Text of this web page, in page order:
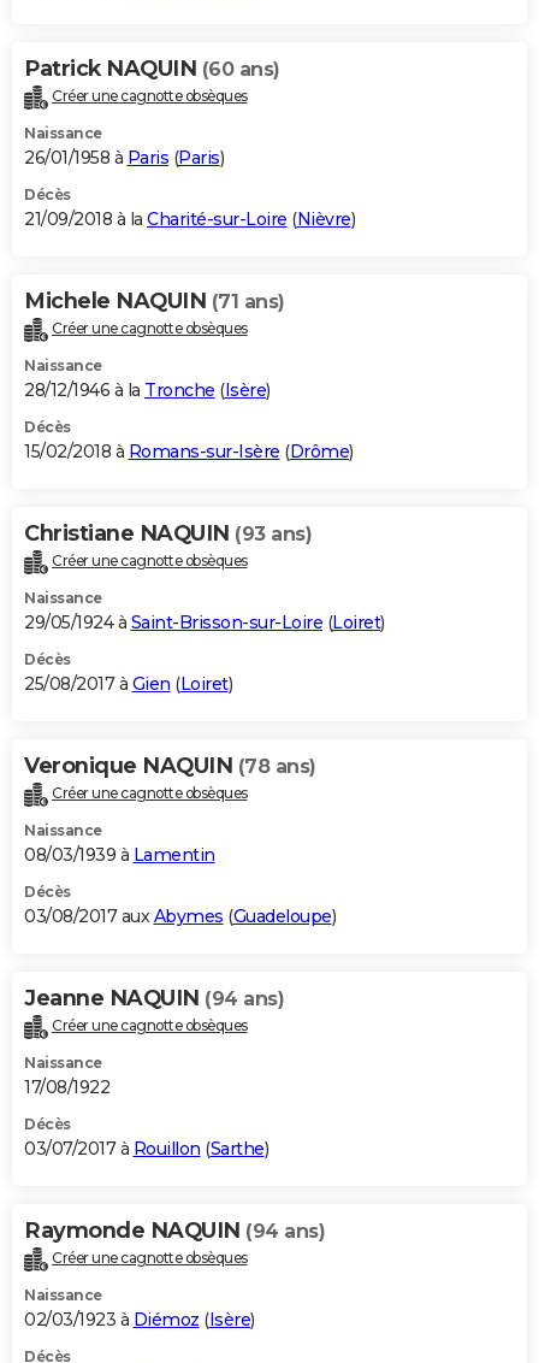
Patrick NAQUIN (60 ans)
Créer une cagnotte obsèques
Naissance
26/01/1958 à Paris (Paris)
Décès
21/09/2018 à la Charité-sur-Loire (Nièvre)
Michele NAQUIN (71 ans)
Créer une cagnotte obsèques
Naissance
28/12/1946 à la Tronche (Isère)
Décès
15/02/2018 à Romans-sur-Isère (Drôme)
Christiane NAQUIN (93 ans)
Créer une cagnotte obsèques
Naissance
29/05/1924 à Saint-Brisson-sur-Loire (Loiret)
Décès
25/08/2017 à Gien (Loiret)
Veronique NAQUIN (78 ans)
Créer une cagnotte obsèques
Naissance
08/03/1939 à Lamentin
Décès
03/08/2017 auxAbymes (Guadeloupe)
Jeanne NAQUIN (94 ans)
Créer une cagnotte obsèques
Naissance
17/08/1922
Décès
03/07/2017 à Rouillon (Sarthe)
Raymonde NAQUIN (94 ans)
Créer une cagnotte obsèques
Naissance
02/03/1923 à Diémoz (Isère)
Décès